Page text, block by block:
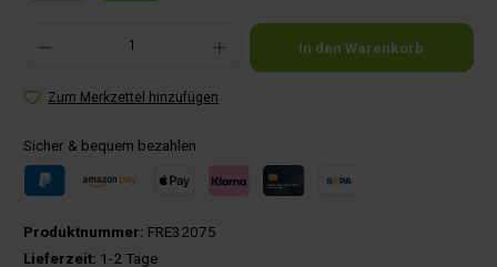
Produkt Anzahl: Gib den gewünschten Wert ein oder benutze die Schaltflächen um die
In den Warenkorb
Zum Merkzettel hinzufügen
Sicher & bequem bezahlen
Produktnummer: FRE32075
Lieferzeit: 1-2 Tage